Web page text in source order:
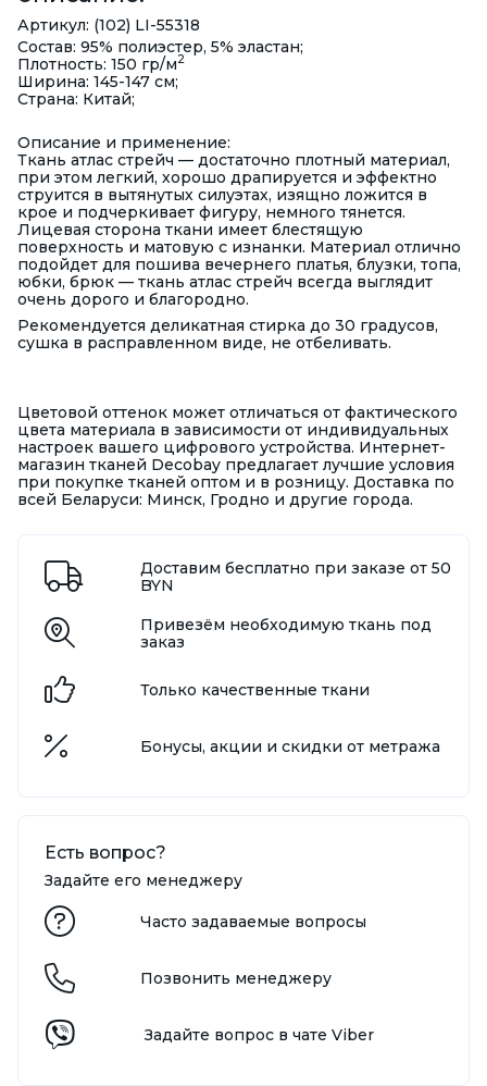
Артикул: (102) LI-55318
Состав: 95% полиэстер, 5% эластан;
Плотность: 150 гр/м2
Ширина: 145-147 см;
Страна: Китай;
Описание и применение:
Ткань атлас стрейч — достаточно плотный материал,
при этом легкий, хорошо драпируется и эффектно
струится в вытянутых силуэтах, изящно ложится в
крое и подчеркивает фигуру, немного тянется.
Лицевая сторона ткани имеет блестящую
поверхность и матовую с изнанки. Материал отлично
подойдет для пошива вечернего платья, блузки, топа,
юбки, брюк — ткань атлас стрейч всегда выглядит
очень дорого и благородно.
Рекомендуется деликатная стирка до 30 градусов,
сушка в расправленном виде, не отбеливать.
Цветовой оттенок может отличаться от фактического
цвета материала в зависимости от индивидуальных
настроек вашего цифрового устройства. Интернет-
магазин тканей Decobay предлагает лучшие условия
при покупке тканей оптом и в розницу. Доставка по
всей Беларуси: Минск, Гродно и другие города.
Доставим бесплатно при заказе от 50
BYN
Привезём необходимую ткань под
заказ
Только качественные ткани
Бонусы, акции и скидки от метража
Есть вопрос?
Задайте его менеджеру
Часто задаваемые вопросы
Позвонить менеджеру
Задайте вопрос в чате Viber